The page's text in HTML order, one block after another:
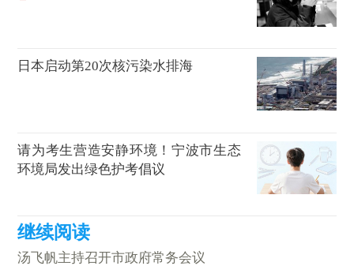
日本启动第20次核污染水排海
请为考生营造安静环境！宁波市生态
环境局发出绿色护考倡议
汤飞帆主持召开市政府常务会议